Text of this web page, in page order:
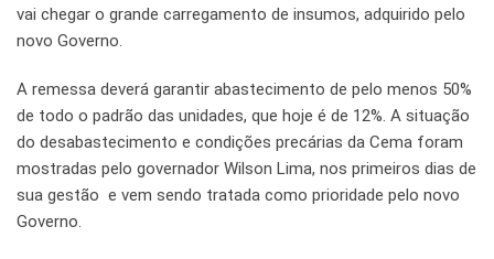
vai chegar o grande carregamento de insumos, adquirido pelo
novo Governo.
A remessa deverá garantir abastecimento de pelo menos 50%
de todo o padrão das unidades, que hoje é de 12%. A situação
do desabastecimento e condições precárias da Cema foram
mostradas pelo governador Wilson Lima, nos primeiros dias de
sua gestão e vem sendo tratada como prioridade pelo novo
Governo.